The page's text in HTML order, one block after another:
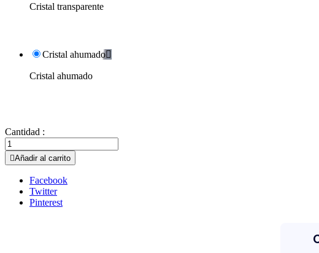
Cristal transparente
Cristal ahumado
Cristal ahumado
Cantidad :
Añadir al carrito
Facebook
Twitter
Pinterest